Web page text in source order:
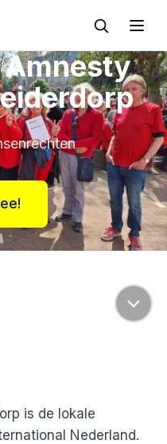
is de lokale
Nederland.